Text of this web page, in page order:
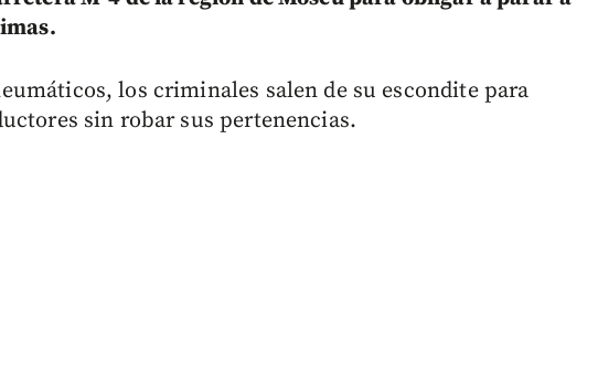
los criminales salen de su escondite para
sin robar sus pertenencias.